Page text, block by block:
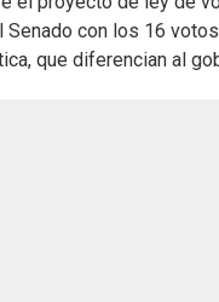
Senado con los 16
que diferencian al